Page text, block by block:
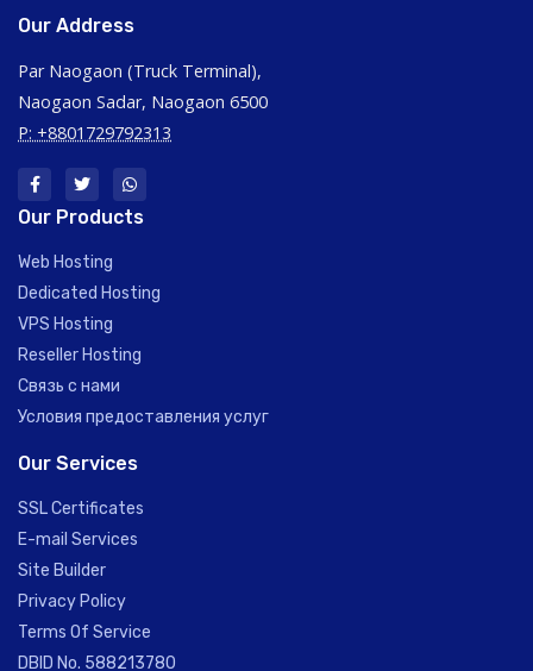
Our Address
Par Naogaon (Truck Terminal),
Naogaon Sadar, Naogaon 6500
P: +8801729792313
Our Products
Web Hosting
Dedicated Hosting
VPS Hosting
Reseller Hosting
Связь с нами
Условия предоставления услуг
Our Services
SSL Certificates
E-mail Services
Site Builder
Privacy Policy
Terms Of Service
DBID No. 588213780